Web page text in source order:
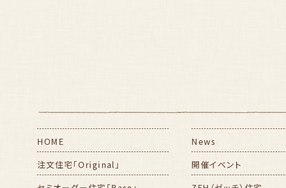
HOME
注文住宅「Original」
News
開催イベント